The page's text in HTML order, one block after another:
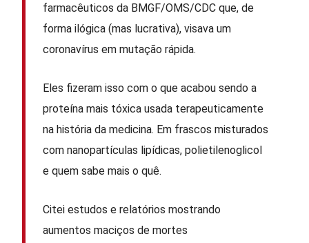
farmacêuticos da BMGF/OMS/CDC que, de
forma ilógica (mas lucrativa), visava um
coronavírus em mutação rápida.
Eles fizeram isso com o que acabou sendo a
proteína mais tóxica usada terapeuticamente
na história da medicina. Em frascos misturados
com nanopartículas lipídicas, polietilenoglicol
e quem sabe mais o quê.
Citei estudos e relatórios mostrando
aumentos maciços de mortes